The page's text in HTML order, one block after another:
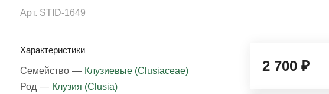
Арт. STID-1649
Характеристики
Семейство — Клузиевые (Clusiaceae)
Род — Клузия (Clusia)
2 700 ₽